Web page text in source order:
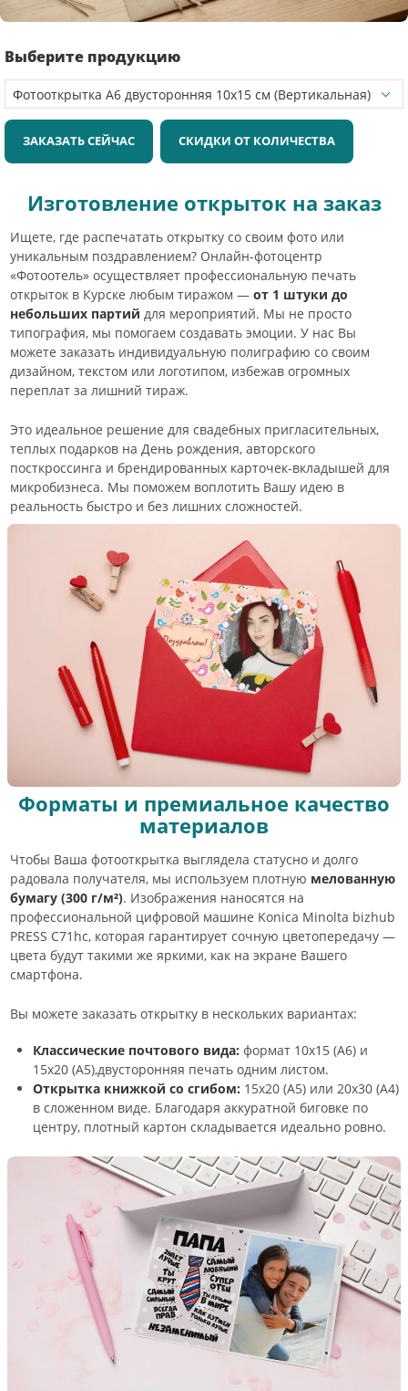
Выберите продукцию
ЗАКАЗАТЬ СЕЙЧАС СКИДКИ ОТ КОЛИЧЕСТВА
Изготовление открыток на заказ
Ищете, где распечатать открытку со своим фото или
уникальным поздравлением? Онлайн-фотоцентр
«Фотоотель» осуществляет профессиональную печать
открыток в Курске любым тиражом — от 1 штуки до
небольших партий для мероприятий. Мы не просто
типография, мы помогаем создавать эмоции. У нас Вы
можете заказать индивидуальную полиграфию со своим
дизайном, текстом или логотипом, избежав огромных
переплат за лишний тираж.
Это идеальное решение для свадебных пригласительных,
теплых подарков на День рождения, авторского
посткроссинга и брендированных карточек-вкладышей для
микробизнеса. Мы поможем воплотить Вашу идею в
реальность быстро и без лишних сложностей.
Форматы и премиальное качество
материалов
Чтобы Ваша фотооткрытка выглядела статусно и долго
радовала получателя, мы используем плотную мелованную
бумагу (300 г/м²). Изображения наносятся на
профессиональной цифровой машине Konica Minolta bizhub
PRESS C71hc, которая гарантирует сочную цветопередачу —
цвета будут такими же яркими, как на экране Вашего
смартфона.
Вы можете заказать открытку в нескольких вариантах:
Классические почтового вида: формат 10х15 (А6) и
15х20 (А5),двусторонняя печать одним листом.
Открытка книжкой со сгибом: 15х20 (А5) или 20х30 (А4)
в сложенном виде. Благодаря аккуратной биговке по
центру, плотный картон складывается идеально ровно.